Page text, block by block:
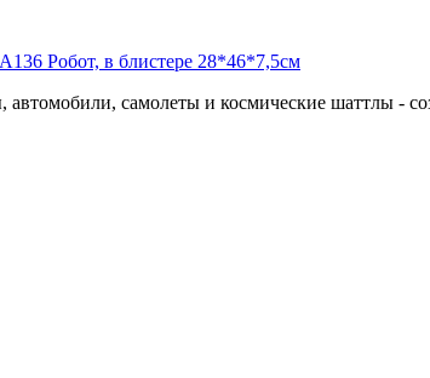
самолеты и космические шаттлы -